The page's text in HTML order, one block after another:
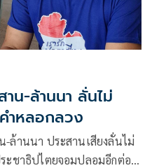
น-ล้านนา ลั่นไม่
ำหลอกลวง
ล้านนา ประสานเสียงลั่นไม่
ะชาธิปไตยจอมปลอมอีกต่อ